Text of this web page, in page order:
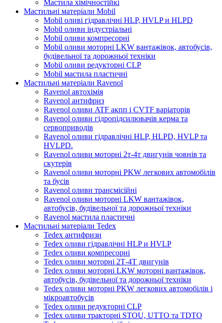
Мастила хімічностійкі
Мастильні матеріали Mobil
Mobil оливі гідравлічні HLP, HVLP и HLPD
Mobil оливи індустріальні
Mobil оливи компресорні
Mobil оливи моторні LKW вантажівок, автобусів,
будівельної та дорожньої техніки
Mobil оливи редукторні CLP
Mobil мастила пластичні
Мастильні матеріали Ravenol
Ravenol автохімія
Ravenol антифриз
Ravenol оливи ATF акпп і CVTF варіаторів
Ravenol оливи гідропідсилювачів керма та
сервоприводів
Ravenol оливи гідравлічні HLP, HLPD, HVLP та
HVLPD.
Ravenol оливи моторні 2т-4т двигунів човнів та
скутерів
Ravenol оливи моторні PKW легкових автомобілів
та бусів
Ravenol оливи трансмісійні
Ravenol оливи моторні LKW вантажівок,
автобусів, будівельної та дорожньої техніки
Ravenol мастила пластичні
Мастильні матеріали Tedex
Tedex антифризи
Tedex оливи гідравлічні HLP и HVLP
Tedex оливи компресорні
Tedex оливи моторні 2Т-4Т двигунів
Tedex оливи моторні LKW моторні вантажівок,
автобусів, будівельної та дорожньої техніки
Tedex оливи моторні PKW легкових автомобілів і
мікроавтобусів
Tedex оливи редукторні CLP
Tedex оливи тракторні STOU, UTTO та TDTO